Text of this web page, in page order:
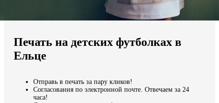
Мы доставляем по всему миру
Продолжить без города
Печать на детских футболках в
Ельце
Отправь в печать за пару кликов!
Согласования по электронной почте. Отвечаем за 24
часа!